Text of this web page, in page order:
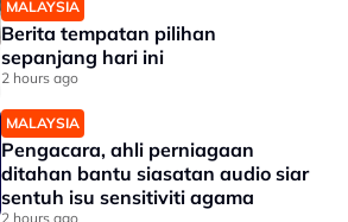
MALAYSIA
Berita tempatan pilihan
sepanjang hari ini
2 hours ago
MALAYSIA
Pengacara, ahli perniagaan
ditahan bantu siasatan audio siar
sentuh isu sensitiviti agama
2 hours ago